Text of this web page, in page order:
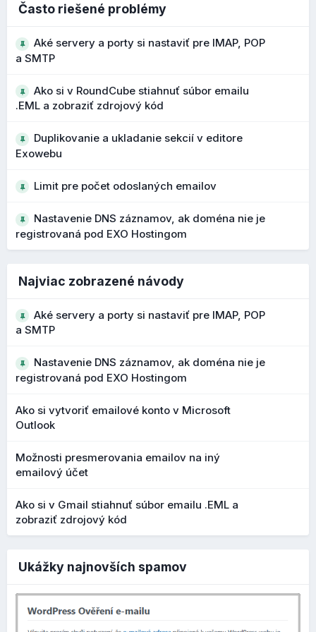
Vo väčších schránkach je tak možné nájsť konkrétne
postupom ako ich používať, nájdete v našom novom
návodeVyhľadávanie emailových správ v Roundcube
Pri importe .CSV súborov je možné mapovať údaje na
výber ako v starších verziách.
jednoduchší prechod z Outlooku alebo iných klientov
menej stratených údajov pri importe
Rozšírené vyhľadávanie kontaktov
kontaktov, ktorý rozširuje možnosti filtrovania a
vyhľadávania v adresári.
Čo to prináša?
presnejšie vyhľadávanie vo väčších adresároch
Bezpečnejšie upozornenia na podozrivé
adresy
potenciálne phishingové emaily a podozrivé adresy
obrázok kliknete a môžete si vypísať aj
OBCHOD
Často riešené problémy
Aké servery a porty si nastaviť pre IMAP, POP
a SMTP
Ako si v RoundCube stiahnuť súbor emailu
.EML a zobraziť zdrojový kód
Duplikovanie a ukladanie sekcií v editore
Exowebu
Limit pre počet odoslaných emailov
Nastavenie DNS záznamov, ak doména nie je
registrovaná pod EXO Hostingom
Najviac zobrazené návody
Aké servery a porty si nastaviť pre IMAP, POP
a SMTP
Nastavenie DNS záznamov, ak doména nie je
registrovaná pod EXO Hostingom
Ako si vytvoriť emailové konto v Microsoft
Outlook
Možnosti presmerovania emailov na iný
emailový účet
Ako si v Gmail stiahnuť súbor emailu .EML a
zobraziť zdrojový kód
Ukážky najnovších spamov